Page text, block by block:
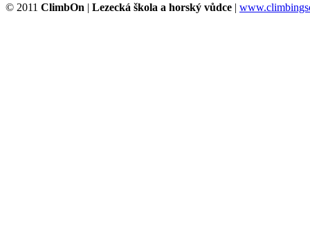
© 2011 ClimbOn | Lezecká škola a horský vůdce |